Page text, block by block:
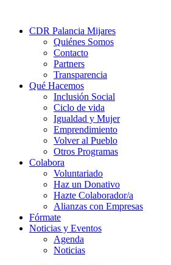
CDR Palancia Mijares
Quiénes Somos
Contacto
Partners
Transparencia
Qué Hacemos
Inclusión Social
Ciclo de vida
Igualdad y Mujer
Emprendimiento
Volver al Pueblo
Otros Programas
Colabora
Voluntariado
Haz un Donativo
Hazte Colaborador/a
Alianzas con Empresas
Fórmate
Noticias y Eventos
Agenda
Noticias